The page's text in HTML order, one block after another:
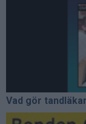
Vad gör